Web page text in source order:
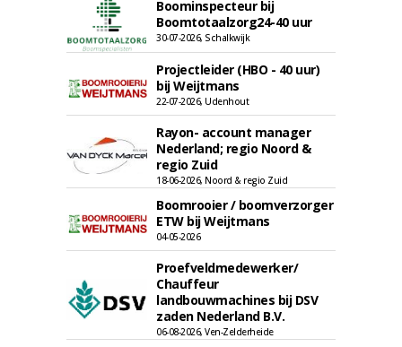
Boominspecteur bij
Boomtotaalzorg24-40 uur
30-07-2026, Schalkwijk
Projectleider (HBO - 40 uur)
bij Weijtmans
22-07-2026, Udenhout
Rayon- account manager
Nederland; regio Noord &
regio Zuid
18-06-2026, Noord & regio Zuid
Boomrooier / boomverzorger
ETW bij Weijtmans
04-05-2026
Proefveldmedewerker/
Chauffeur
landbouwmachines bij DSV
zaden Nederland B.V.
06-08-2026, Ven-Zelderheide